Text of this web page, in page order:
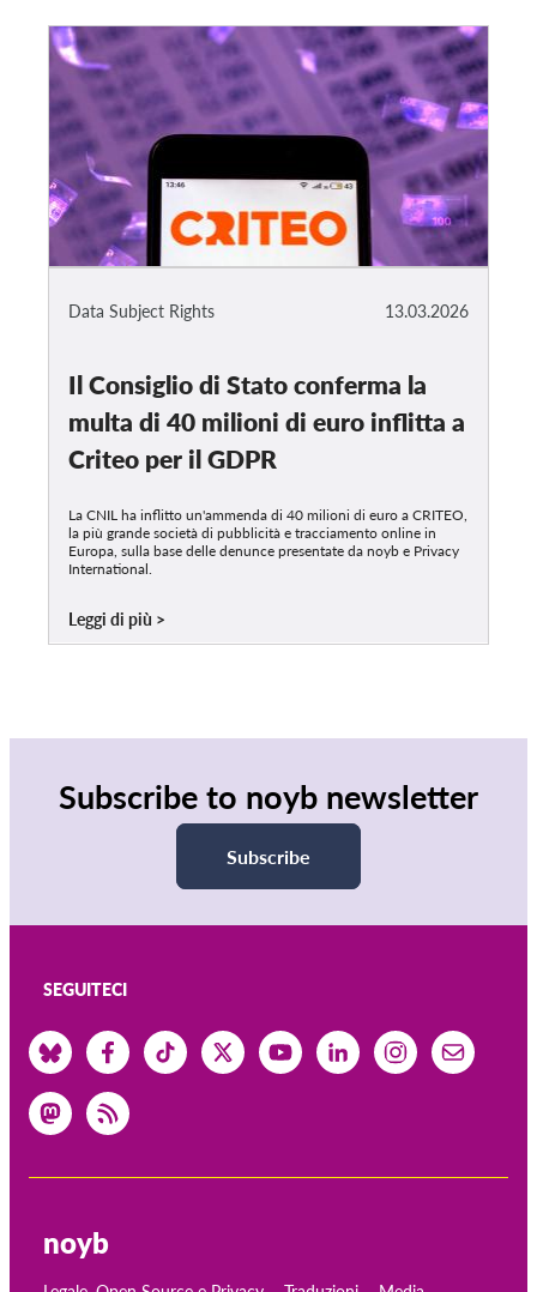
13.03.2026
Data Subject Rights
Il Consiglio di Stato conferma la
multa di 40 milioni di euro inflitta a
Criteo per il GDPR
La CNIL ha inflitto un'ammenda di 40 milioni di euro a CRITEO,
la più grande società di pubblicità e tracciamento online in
Europa, sulla base delle denunce presentate da noyb e Privacy
International.
Leggi di più
Subscribe to noyb newsletter
Subscribe
SEGUITECI
noyb